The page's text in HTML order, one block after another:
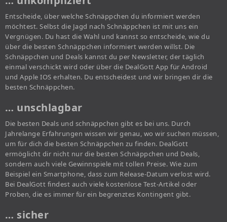
Entscheide, über welche Schnäppchen du informiert werden
möchtest. Selbst die Jagd nach Schnäppchen ist mit uns ein
Vergnügen. Du hast die Wahl und kannst so entscheide, wie du
über die besten Schnäppchen informiert werden willst. Die
Schnäppchen und Deals kannst du per Newsletter, der täglich
einmal verschickt wird oder über die DealGott App für Android
und Apple IOS erhalten. Du entscheidest und wir bringen dir die
besten Schnäppchen.
… unschlagbar
Die besten Deals und schnäppchen gibt es bei uns. Durch
Jahrelange Erfahrungen wissen wir genau, wo wir suchen müssen,
um für dich die besten Schnäppchen zu finden. DealGott
ermöglicht dir nicht nur die besten Schnäppchen und Deals,
sondern auch viele Gewinnspiele mit tollen Preise. Wie zum
Beispiel ein Smartphone, dass zum Release-Datum verlost wird.
Bei DealGott findest auch viele kostenlose Test-Artikel oder
Proben, die es immer für ein begrenztes Kontingent gibt.
… sicher